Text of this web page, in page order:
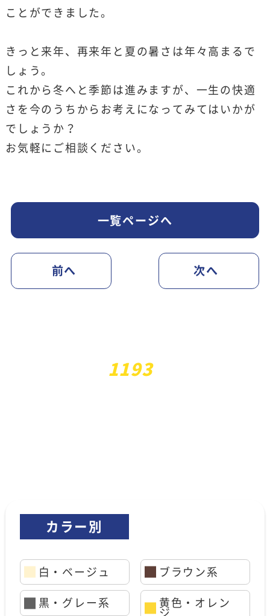
ことができました。
きっと来年、再来年と夏の暑さは年々高まるで
しょう。
これから冬へと季節は進みますが、一生の快適
さを今のうちからお考えになってみてはいかが
でしょうか？
お気軽にご相談ください。
前へ
一覧ページへ
次へ
1193
カラー別
白・ベージュ ブラウン系
黒・グレー系
黄色・オレン
ジ